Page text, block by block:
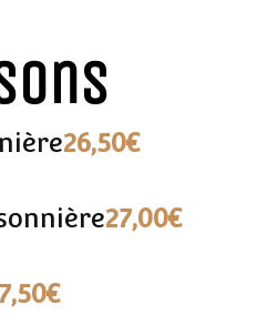
26,50€
27,00€